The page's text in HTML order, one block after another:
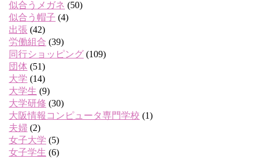
似合うメガネ (50)
似合う帽子 (4)
出張 (42)
労働組合 (39)
同行ショッピング (109)
団体 (51)
大学 (14)
大学生 (9)
大学研修 (30)
大阪情報コンピュータ専門学校 (1)
夫婦 (2)
女子大学 (5)
女子学生 (6)